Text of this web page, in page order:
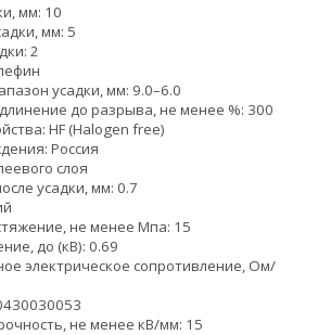
мм: 10
мм: 5
2
усадки, мм: 9.0–6.0
до разрыва, не менее %: 300
HF (Halogen free)
Россия
слоя
усадки, мм: 0.7
не менее Мпа: 15
до (кВ): 0.69
электрическое сопротивление, Ом/
не менее кВ/мм: 15